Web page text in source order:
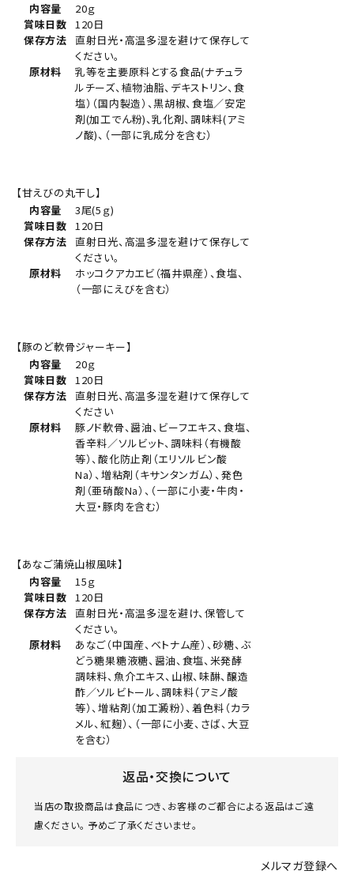
内容量
20ｇ
賞味日数 120日
保存方法 直射日光・高温多湿を避けて保存して
ください。
原材料
乳等を主要原料とする食品(ナチュラ
ルチーズ、植物油脂、デキストリン、食
塩）（国内製造）、黒胡椒、食塩／安定
剤(加工でん粉)、乳化剤、調味料(アミ
ノ酸)、（一部に乳成分を含む）
【甘えびの丸干し】
内容量
3尾(5ｇ)
賞味日数 120日
保存方法 直射日光、高温多湿を避けて保存して
ください。
原材料
ホッコクアカエビ（福井県産）、食塩、
（一部にえびを含む）
【豚のど軟骨ジャーキー】
内容量
20ｇ
賞味日数 120日
保存方法 直射日光、高温多湿を避けて保存して
ください
原材料
豚ノド軟骨、醤油、ビーフエキス、食塩、
香辛料／ソルビット、調味料（有機酸
等）、酸化防止剤（エリソルビン酸
Na）、増粘剤（キサンタンガム）、発色
剤（亜硝酸Na）、（一部に小麦・牛肉・
大豆・豚肉を含む）
【あなご蒲焼山椒風味】
内容量
15ｇ
賞味日数 120日
保存方法 直射日光・高温多湿を避け、保管して
ください。
原材料
あなご（中国産、ベトナム産）、砂糖、ぶ
どう糖果糖液糖、醤油、食塩、米発酵
調味料、魚介エキス、山椒、味醂、醸造
酢／ソルビトール、調味料（アミノ酸
等）、増粘剤（加工澱粉）、着色料（カラ
メル、紅麹）、（一部に小麦、さば、大豆
を含む）
返品・交換について
当店の取扱商品は食品につき、お客様のご都合による返品はご遠
慮ください。 予めご了承くださいませ。
メルマガ登録へ